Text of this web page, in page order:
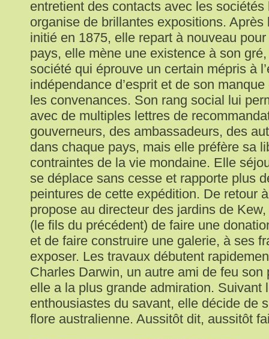
entretient des contacts avec les sociétés
organise de brillantes expositions. Après
initié en 1875, elle repart à nouveau pour
pays, elle mène une existence à son
société qui éprouve un certain mépris à
indépendance d’esprit et de son
les convenances. Son rang social lui
avec de multiples lettres de
gouverneurs, des ambassadeurs, des
dans chaque pays, mais elle préfère sa
contraintes de la vie mondaine. Elle
se déplace sans cesse et rapporte plus
peintures de cette expédition. De retour
propose au directeur des jardins de
(le fils du précédent) de faire une
et de faire construire une galerie, à ses
exposer. Les travaux débutent
Charles Darwin, un autre ami de feu son
elle a la plus grande admiration. Suivant
enthousiastes du savant, elle décide de
flore australienne. Aussitôt dit, aussitôt